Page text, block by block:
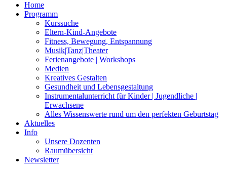
Home
Programm
Kurssuche
Eltern-Kind-Angebote
Fitness, Bewegung, Entspannung
Musik|Tanz|Theater
Ferienangebote | Workshops
Medien
Kreatives Gestalten
Gesundheit und Lebensgestaltung
Instrumentalunterricht für Kinder | Jugendliche |
Erwachsene
Alles Wissenswerte rund um den perfekten Geburtstag
Aktuelles
Info
Unsere Dozenten
Raumübersicht
Newsletter